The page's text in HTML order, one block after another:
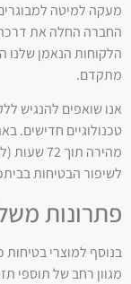
מעקה למיטה
החברה החלה את דרכה
הלקוחות הנאמן שלנו
מתקדם.
אנו שואפים להנגיש
טכנולוגיים חדישים.
מהירה
לשיפור הבטיחות
פתרונות
בנוסף למוצרי
מגוון רחב של תוספי